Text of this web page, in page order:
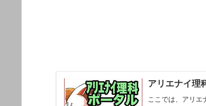
アリエナイ理
ここでは、アリエ